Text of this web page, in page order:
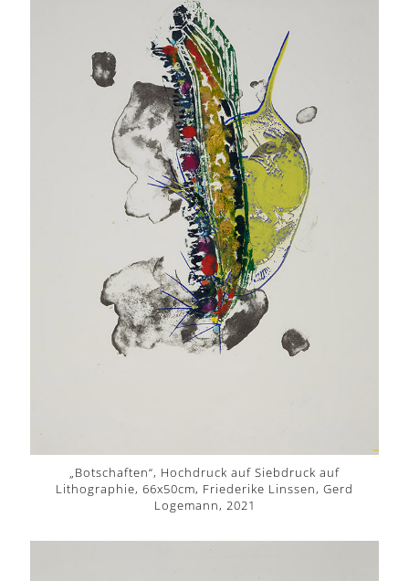
„Botschaften“, Hochdruck auf Siebdruck auf
Lithographie, 66x50cm, Friederike Linssen, Gerd
Logemann, 2021